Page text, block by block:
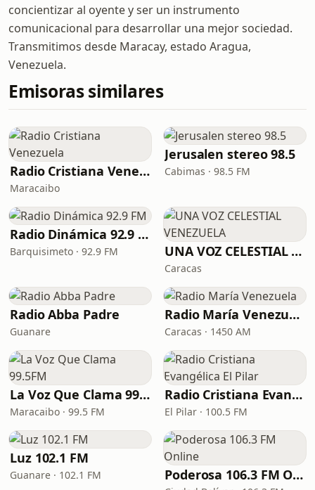
concientizar al oyente y ser un instrumento
comunicacional para desarrollar una mejor sociedad.
Transmitimos desde Maracay, estado Aragua,
Venezuela.
Emisoras similares
Radio Cristiana Venezuela
Maracaibo
Jerusalen stereo 98.5
Cabimas · 98.5 FM
Radio Dinámica 92.9 FM
Barquisimeto · 92.9 FM UNA VOZ CELESTIAL VENEZUELA
Caracas
Radio Abba Padre
Guanare
Radio María Venezuela
Caracas · 1450 AM
La Voz Que Clama 99.5FM
Maracaibo · 99.5 FM
Radio Cristiana Evangélica El Pilar
El Pilar · 100.5 FM
Luz 102.1 FM
Guanare · 102.1 FM Poderosa 106.3 FM Online